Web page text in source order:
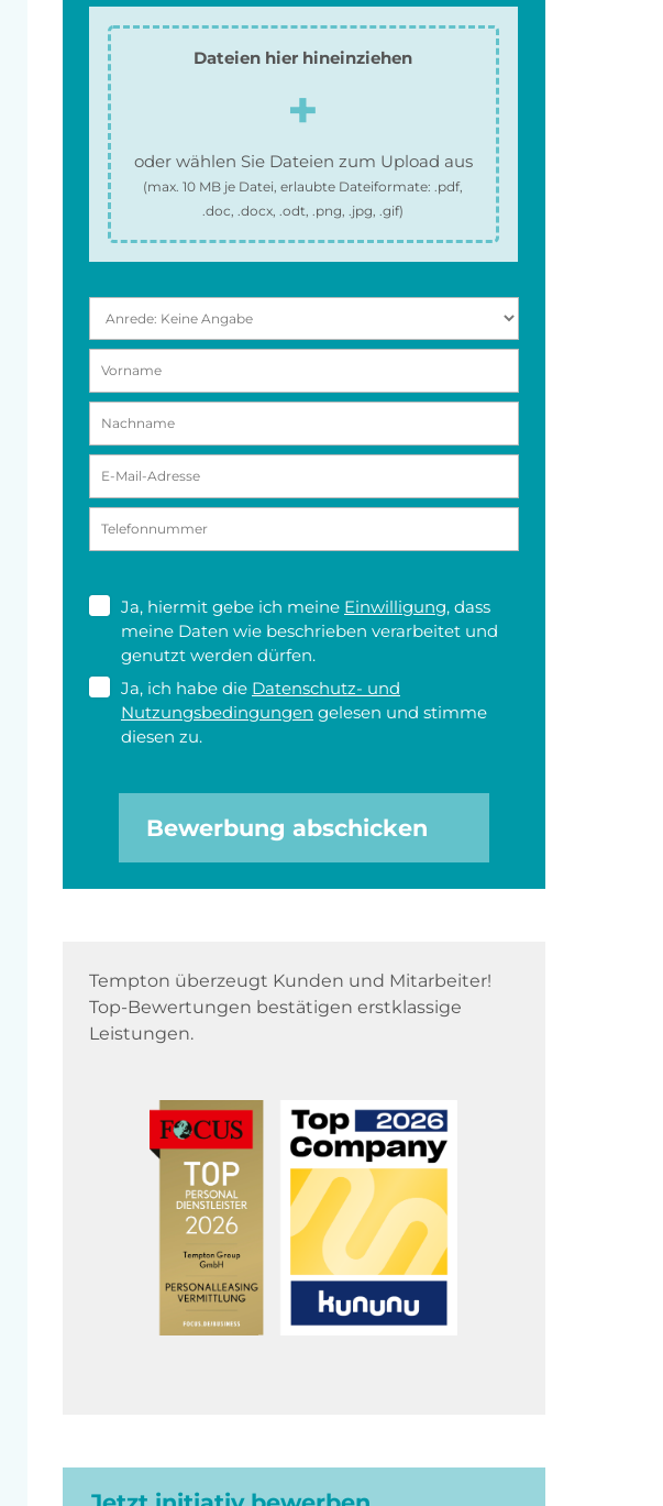
Dateien hier hineinziehen
oder wählen Sie Dateien zum Upload aus
(max.10 MB je Datei, erlaubte Dateiformate:.pdf,
.doc, .docx, .odt, .png, .jpg, .gif)
Ja, hiermit gebe ich meine Einwilligung, dass
meine Daten wie beschrieben verarbeitet und
genutzt werden dürfen.
Ja, ich habe die Datenschutz- und
Nutzungsbedingungen gelesen und stimme
diesen zu.
Bewerbung abschicken
Tempton überzeugt Kunden und Mitarbeiter!
Top-Bewertungen bestätigen erstklassige
Leistungen.